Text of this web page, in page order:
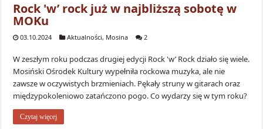
Rock 'w’ rock już w najbliższą sobotę w
MOKu
03.10.2024 Aktualności, Mosina 2
W zeszłym roku podczas drugiej edycji Rock 'w’ Rock działo się wiele.
Mosiński Ośrodek Kultury wypełniła rockowa muzyka, ale nie
zawsze w oczywistych brzmieniach. Pękały struny w gitarach oraz
międzypokoleniowo zatańczono pogo. Co wydarzy się w tym roku?
Czytaj więcej